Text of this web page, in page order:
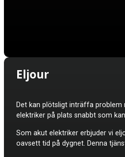
Eljour
Det kan plötsligt inträffa
elektriker på plats snabbt som
Som akut elektriker erbjuder vi e
oavsett tid på dygnet. Denna